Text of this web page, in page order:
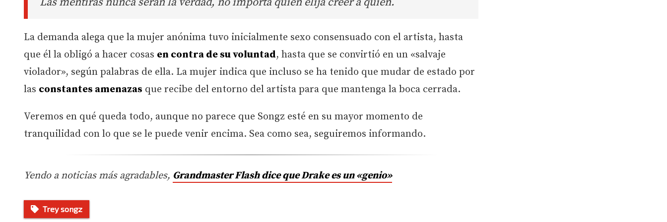
La demanda alega que la mujer anónima tuvo inicialmente sexo consensuado con el artista, hasta
que él la obligó a hacer cosas en contra de su voluntad, hasta que se convirtió en un «salvaje
violador», según palabras de ella. La mujer indica que incluso se ha tenido que mudar de estado por
las constantes amenazas que recibe del entorno del artista para que mantenga la boca cerrada.
Veremos en qué queda todo, aunque no parece que Songz esté en su mayor momento de
tranquilidad con lo que se le puede venir encima. Sea como sea, seguiremos informando.
Yendo a noticias más agradables, Grandmaster Flash dice que Drake es un «genio»
Trey songz